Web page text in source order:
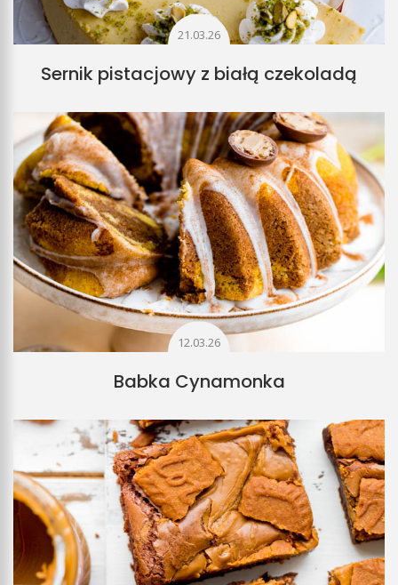
21.03.26
Sernik pistacjowy z białą czekoladą
12.03.26
Babka Cynamonka